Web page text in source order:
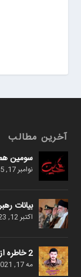
آخرین مطالب
سومین
نوامبر 17, 2025
بیانات
اکتبر 12, 2023
2 خاطره از شهید مهدی زین الدین
مه 17, 2021